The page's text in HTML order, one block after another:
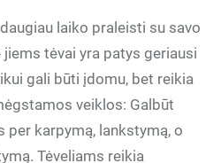
laiko praleisti su savo
tėvai yra patys geriausi
gali būti įdomu, bet reikia
veiklos: Galbūt
karpymą, lankstymą, o
Tėveliams reikia